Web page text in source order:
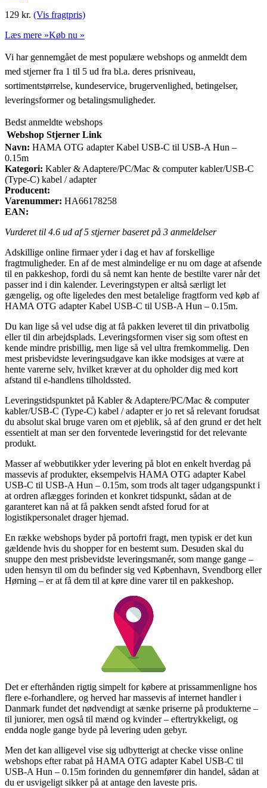
129 kr. (Vis fragtpris)
Læs mere »Køb nu »
Vi har gennemgået de mest populære webshops og anmeldt dem
med stjerner fra 1 til 5 ud fra bl.a. deres prisniveau,
sortimentstørrelse, kundeservice, brugervenlighed, betingelser,
leveringsformer og betalingsmuligheder.
Bedst anmeldte webshops
Webshop Stjerner Link
Navn: HAMA OTG adapter Kabel USB-C til USB-A Hun –
0.15m
Kategori: Kabler & Adaptere/PC/Mac & computer kabler/USB-C
(Type-C) kabel / adapter
Producent:
Varenummer: HA66178258
EAN:
Vurderet til 4.6 ud af 5 stjerner baseret på 3 anmeldelser
Adskillige online firmaer yder i dag et hav af forskellige
fragtmuligheder. En af de mest almindelige er nu om dage at afsende
til en pakkeshop, fordi du så nemt kan hente de bestilte varer når det
passer ind i din kalender. Leveringstypen er altså særligt let
gængelig, og ofte ligeledes den mest betalelige fragtform ved køb af
HAMA OTG adapter Kabel USB-C til USB-A Hun – 0.15m.
Du kan lige så vel udse dig at få pakken leveret til din privatbolig
eller til din arbejdsplads. Leveringsformen viser sig som oftest en
kende mindre prisbillig, men lige så vel ultra fremkommelig. Den
mest prisbevidste leveringsudgave kan ikke modsiges at være at
hente varerne selv, hvilket kræver at du opholder dig med kort
afstand til e-handlens tilholdssted.
Leveringstidspunktet på Kabler & Adaptere/PC/Mac & computer
kabler/USB-C (Type-C) kabel / adapter er jo ret så relevant forudsat
du absolut skal bruge varen om et øjeblik, så af den grund er det helt
essentielt at man ser den forventede leveringstid for det relevante
produkt.
Masser af webbutikker yder levering på blot en enkelt hverdag på
massevis af produkter, eksempelvis HAMA OTG adapter Kabel
USB-C til USB-A Hun – 0.15m, som trods alt tager udgangspunkt i
at ordren aflægges forinden et konkret tidspunkt, sådan at de
garanteret kan nå at få pakken sendt afsted forud for at
logistikpersonalet drager hjemad.
En række webshops byder på portofri fragt, men typisk er det kun
gældende hvis du shopper for en bestemt sum. Desuden skal du
snuppe den mest prisbevidste leveringsmanér, som mange gange –
uden hensyn til om du befinder sig ved København, Svendborg eller
Hørning – er at få dem til at køre dine varer til en pakkeshop.
Det er efterhånden rigtig simpelt for købere at prissammenligne hos
flere e-forhandlere, og herved har massevis af internet handler i
Danmark fundet det nødvendigt at sænke priserne på produkterne –
til juniorer, men også til mænd og kvinder – eftertrykkeligt, og
endda nogle gange byde på levering uden gebyr.
Men det kan alligevel vise sig udbytterigt at checke visse online
webshops efter rabat på HAMA OTG adapter Kabel USB-C til
USB-A Hun – 0.15m forinden du gennemfører din handel, sådan at
du er usvigeligt sikker på at antage den laveste pris.